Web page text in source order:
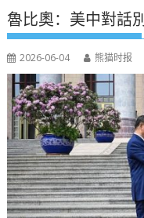
魯比奧：美中對話
2026-06-04 熊猫时报